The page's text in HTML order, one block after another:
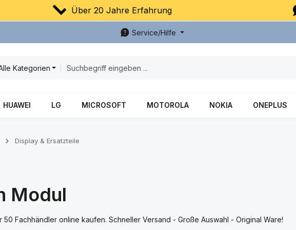
Über 20 Jahre Erfahrung
Service/Hilfe
Kategorien
HUAWEI LG MICROSOFT MOTOROLA NOKIA ONEPLUS
Display & Ersatzteile
Modul
Fachhändler online kaufen. Schneller Versand - Große Auswahl - Original Ware!